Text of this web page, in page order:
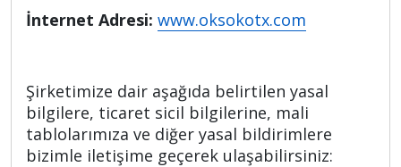
İnternet Adresi: www.oksokotx.com
Şirketimize dair aşağıda belirtilen yasal
bilgilere, ticaret sicil bilgilerine, mali
tablolarımıza ve diğer yasal bildirimlere
bizimle iletişime geçerek ulaşabilirsiniz: